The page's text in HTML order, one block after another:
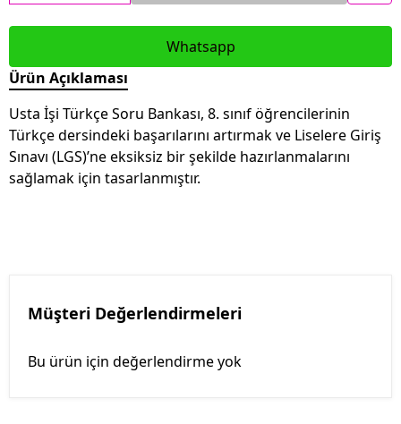
Whatsapp
Ürün Açıklaması
Usta İşi Türkçe Soru Bankası, 8. sınıf öğrencilerinin
Türkçe dersindeki başarılarını artırmak ve Liselere Giriş
Sınavı (LGS)’ne eksiksiz bir şekilde hazırlanmalarını
sağlamak için tasarlanmıştır.
Müşteri Değerlendirmeleri
Bu ürün için değerlendirme yok